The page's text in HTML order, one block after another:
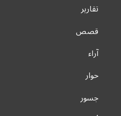
تقارير
قصص
آراء
حوار
جسور